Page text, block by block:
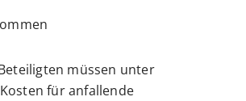
müssen unter
für anfallende